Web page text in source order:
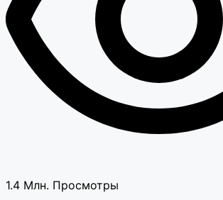
1.4 Млн. Просмотры